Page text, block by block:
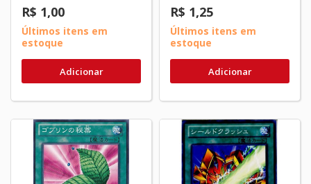
R$ 1,00
Últimos itens em
estoque
Adicionar
R$ 1,25
Últimos itens em
estoque
Adicionar